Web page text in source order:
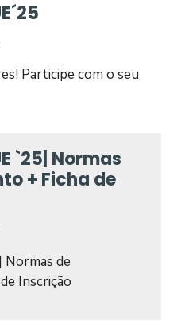
Participe com o seu
`25| Normas
+ Ficha de
Normas de
Inscrição